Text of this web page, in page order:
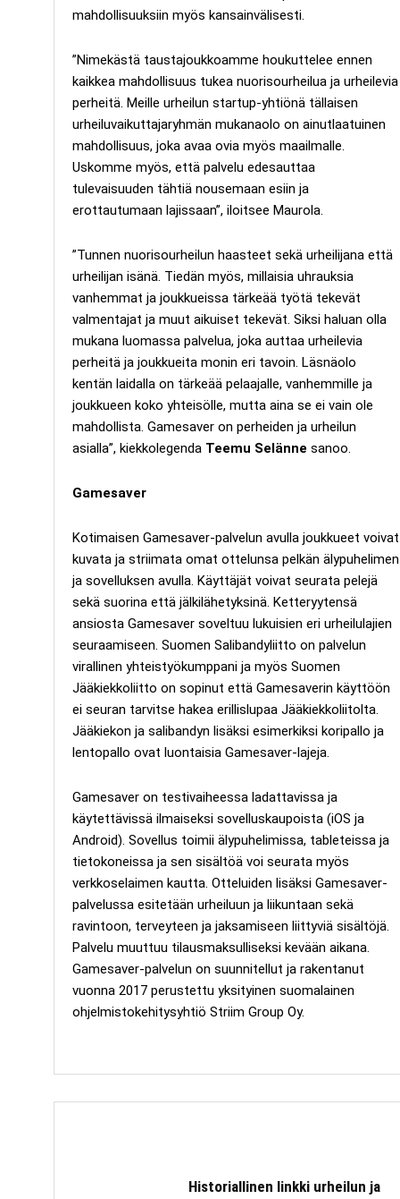
mahdollisuuksiin myös kansainvälisesti.
”Nimekästä taustajoukkoamme houkuttelee ennen
kaikkea mahdollisuus tukea nuorisourheilua ja urheilevia
perheitä. Meille urheilun startup-yhtiönä tällaisen
urheiluvaikuttajaryhmän mukanaolo on ainutlaatuinen
mahdollisuus, joka avaa ovia myös maailmalle.
Uskomme myös, että palvelu edesauttaa
tulevaisuuden tähtiä nousemaan esiin ja
erottautumaan lajissaan”, iloitsee Maurola.
”Tunnen nuorisourheilun haasteet sekä urheilijana että
urheilijan isänä. Tiedän myös, millaisia uhrauksia
vanhemmat ja joukkueissa tärkeää työtä tekevät
valmentajat ja muut aikuiset tekevät. Siksi haluan olla
mukana luomassa palvelua, joka auttaa urheilevia
perheitä ja joukkueita monin eri tavoin. Läsnäolo
kentän laidalla on tärkeää pelaajalle, vanhemmille ja
joukkueen koko yhteisölle, mutta aina se ei vain ole
mahdollista. Gamesaver on perheiden ja urheilun
asialla”, kiekkolegenda Teemu Selänne sanoo.
Gamesaver
Kotimaisen Gamesaver-palvelun avulla joukkueet voivat
kuvata ja striimata omat ottelunsa pelkän älypuhelimen
ja sovelluksen avulla. Käyttäjät voivat seurata pelejä
sekä suorina että jälkilähetyksinä. Ketteryytensä
ansiosta Gamesaver soveltuu lukuisien eri urheilulajien
seuraamiseen. Suomen Salibandyliitto on palvelun
virallinen yhteistyökumppani ja myös Suomen
Jääkiekkoliitto on sopinut että Gamesaverin käyttöön
ei seuran tarvitse hakea erillislupaa Jääkiekkoliitolta.
Jääkiekon ja salibandyn lisäksi esimerkiksi koripallo ja
lentopallo ovat luontaisia Gamesaver-lajeja.
Gamesaver on testivaiheessa ladattavissa ja
käytettävissä ilmaiseksi sovelluskaupoista (iOS ja
Android). Sovellus toimii älypuhelimissa, tableteissa ja
tietokoneissa ja sen sisältöä voi seurata myös
verkkoselaimen kautta. Otteluiden lisäksi Gamesaver-
palvelussa esitetään urheiluun ja liikuntaan sekä
ravintoon, terveyteen ja jaksamiseen liittyviä sisältöjä.
Palvelu muuttuu tilausmaksulliseksi kevään aikana.
Gamesaver-palvelun on suunnitellut ja rakentanut
vuonna 2017 perustettu yksityinen suomalainen
ohjelmistokehitysyhtiö Striim Group Oy.
Historiallinen linkki urheilun ja